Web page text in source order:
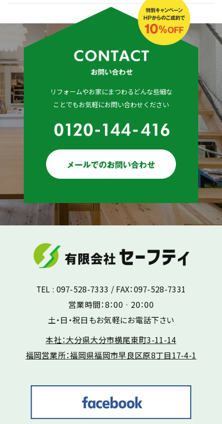
リフォームやお家にまつわるどんな些細な
ことでもお気軽にお問い合わせください
TEL : 097-528-7333 / FAX：097-528-7331
営業時間：8：00‐20：00
土・日・祝日もお気軽にお電話下さい
本社：大分県大分市横尾東町3-11-14
福岡営業所：福岡県福岡市早良区原8丁目17-4-1